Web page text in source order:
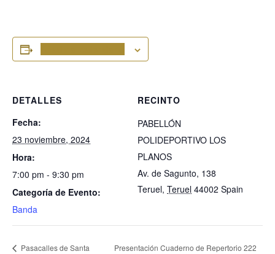
DETALLES
Fecha:
23 noviembre, 2024
Hora:
7:00 pm - 9:30 pm
Categoría de Evento:
Banda
RECINTO
PABELLÓN
POLIDEPORTIVO LOS
PLANOS
Av. de Sagunto, 138
Teruel, Teruel 44002 Spain
Pasacalles de Santa
Presentación Cuaderno de Repertorio 222